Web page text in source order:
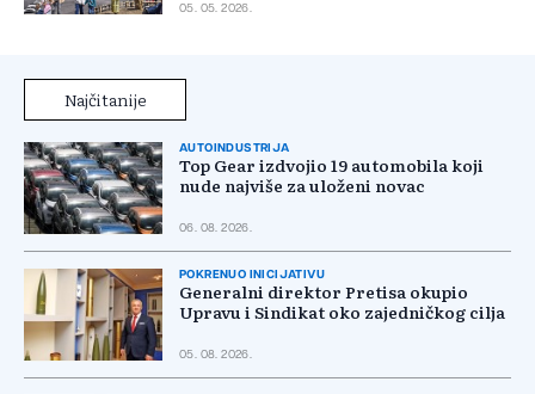
05. 05. 2026.
Najčitanije
AUTOINDUSTRIJA
Top Gear izdvojio 19 automobila koji
nude najviše za uloženi novac
06. 08. 2026.
POKRENUO INICIJATIVU
Generalni direktor Pretisa okupio
Upravu i Sindikat oko zajedničkog cilja
05. 08. 2026.